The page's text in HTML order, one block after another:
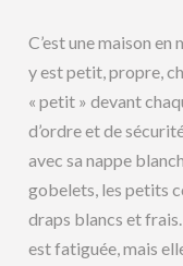
C’est une maison
y est petit, propre,
« petit » devant
d’ordre et de
avec sa nappe
gobelets, les petits
draps blancs et
est fatiguée, mais